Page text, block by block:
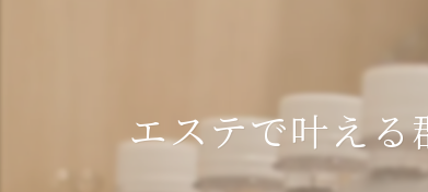
筋膜ス
エステで叶える